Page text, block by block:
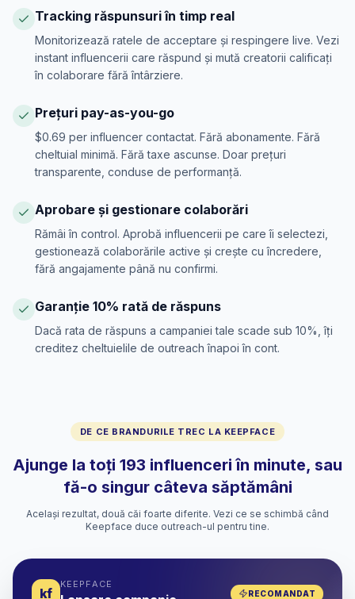
Tracking răspunsuri în timp real
Monitorizează ratele de acceptare și respingere live. Vezi
instant influencerii care răspund și mută creatorii calificați
în colaborare fără întârziere.
Prețuri pay-as-you-go
$0.69 per influencer contactat. Fără abonamente. Fără
cheltuial minimă. Fără taxe ascunse. Doar prețuri
transparente, conduse de performanță.
Aprobare și gestionare colaborări
Rămâi în control. Aprobă influencerii pe care îi selectezi,
gestionează colaborările active și crește cu încredere,
fără angajamente până nu confirmi.
Garanție 10% rată de răspuns
Dacă rata de răspuns a campaniei tale scade sub 10%, îți
creditez cheltuielile de outreach înapoi în cont.
DE CE BRANDURILE TREC LA KEEPFACE
Ajunge la toți 193 influenceri în minute, sau
fă-o singur câteva săptămâni
Același rezultat, două căi foarte diferite. Vezi ce se schimbă când
Keepface duce outreach-ul pentru tine.
kf
KEEPFACE
RECOMANDAT